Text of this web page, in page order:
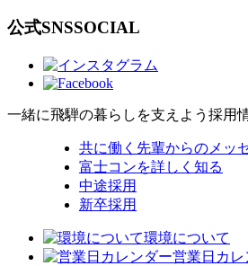
公式SNSSOCIAL
一緒に飛騨の暮らしを支えよう 採用
共に働く先輩からのメッ
富士コンを詳しく知る
中途採用
新卒採用
環境について
営業日カレ